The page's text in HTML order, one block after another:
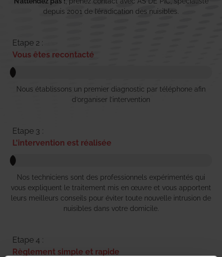
depuis 2001 de l’éradication des nuisibles.
Etape 2 :
Vous êtes recontacté
Nous établissons un premier diagnostic par téléphone afin
d’organiser l’intervention
Etape 3 :
L'intervention est réalisée
Nos techniciens sont des professionnels expérimentés qui
vous expliquent le traitement mis en œuvre et vous apportent
leurs meilleurs conseils pour éviter toute nouvelle intrusion de
nuisibles dans votre domicile.
Etape 4 :
Règlement simple et rapide